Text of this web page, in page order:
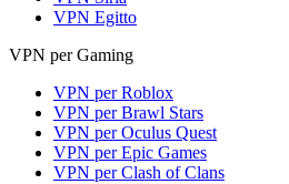
VPN Egitto
VPN per Gaming
VPN per Roblox
VPN per Brawl Stars
VPN per Oculus Quest
VPN per Epic Games
VPN per Clash of Clans